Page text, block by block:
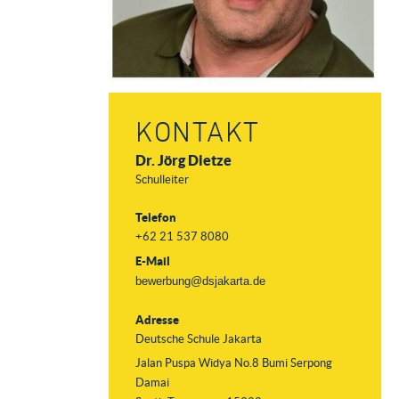
KONTAKT
Dr. Jörg Dietze
Schulleiter
Telefon
+62 21 537 8080
E-Mail
bewerbung@dsjakarta.de
Adresse
Deutsche Schule Jakarta
Jalan Puspa Widya No.8 Bumi Serpong
Damai